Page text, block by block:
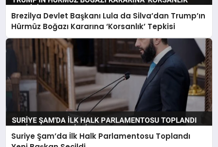
Brezilya Devlet Başkanı Lula da Silva’dan Trump’ın
Hürmüz Boğazı Kararına ‘Korsanlık’ Tepkisi
Suriye Şam’da İlk Halk Parlamentosu Toplandı